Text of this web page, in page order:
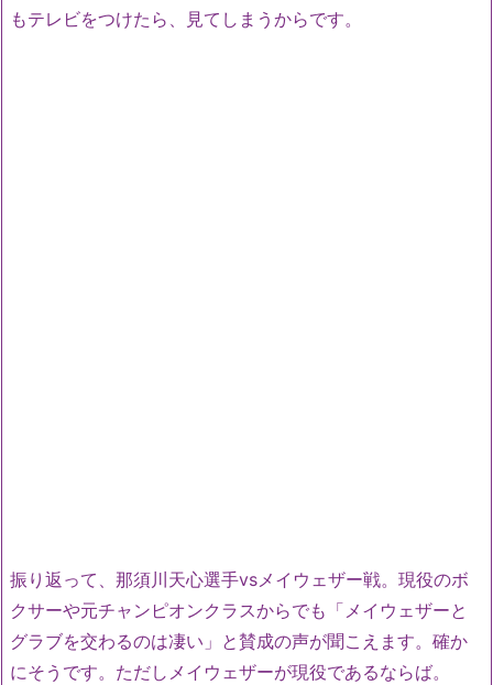
もテレビをつけたら、見てしまうからです。
振り返って、那須川天心選手vsメイウェザー戦。現役のボ
クサーや元チャンピオンクラスからでも「メイウェザーと
グラブを交わるのは凄い」と賛成の声が聞こえます。確か
にそうです。ただしメイウェザーが現役であるならば。